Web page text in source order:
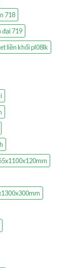
718
đại 719
liền khối pl08lk